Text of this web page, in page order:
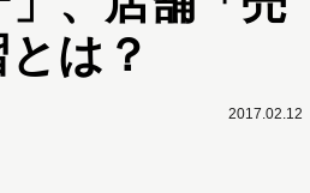
は？
2017.02.12